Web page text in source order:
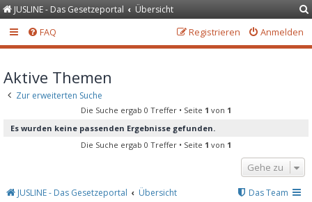
JUSLINE - Das Gesetzeportal Übersicht
FAQ Anmelden
Registrieren
Aktive Themen
Zur erweiterten Suche
Die Suche ergab 0 Treffer • Seite 1 von 1
Es wurden keine passenden Ergebnisse gefunden.
Die Suche ergab 0 Treffer • Seite 1 von 1
Gehe zu
JUSLINE - Das Gesetzeportal Übersicht Das Team